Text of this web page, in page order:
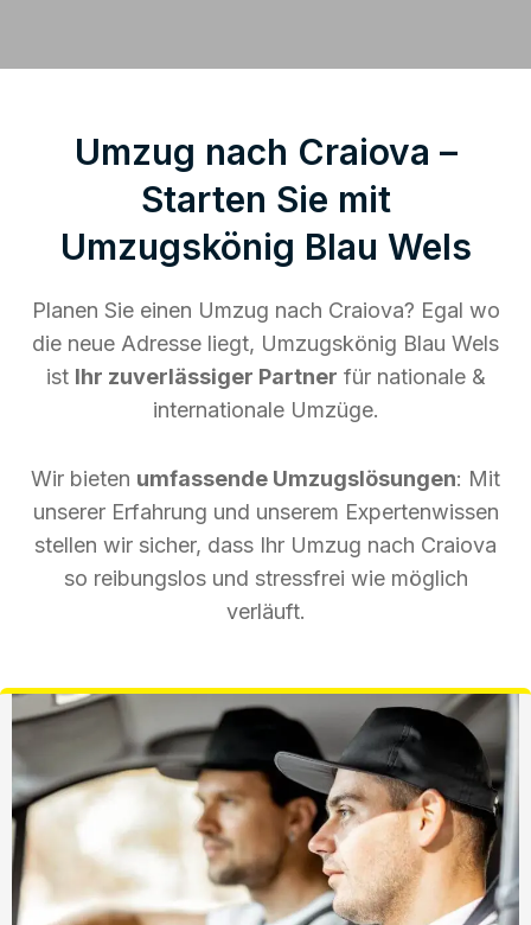
Umzug nach Craiova –
Starten Sie mit
Umzugskönig Blau Wels
Planen Sie einen Umzug nach Craiova? Egal wo
die neue Adresse liegt, Umzugskönig Blau Wels
ist Ihr zuverlässiger Partner für nationale &
internationale Umzüge.
Wir bieten umfassende Umzugslösungen: Mit
unserer Erfahrung und unserem Expertenwissen
stellen wir sicher, dass Ihr Umzug nach Craiova
so reibungslos und stressfrei wie möglich
verläuft.